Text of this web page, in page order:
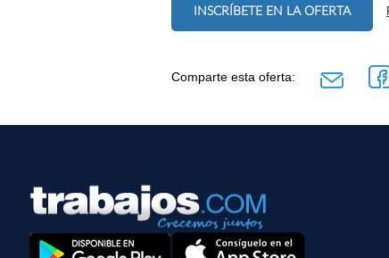
INSCRÍBETE EN LA OFERTA
Comparte esta oferta: